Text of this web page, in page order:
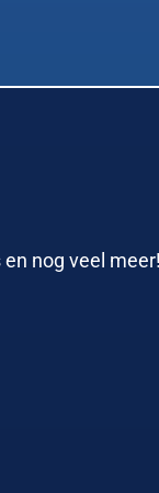
nog veel